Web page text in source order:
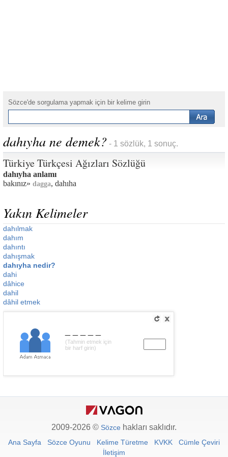
Sözce'de sorgulama yapmak için bir kelime girin
dahıyha ne demek? - 1 sözlük, 1 sonuç.
Türkiye Türkçesi Ağızları Sözlüğü
dahıyha anlamı
bakınız» dagga, dahıha
Yakın Kelimeler
dahılmak
dahım
dahıntı
dahışmak
dahıyha nedir?
dahi
dâhice
dahil
dâhil etmek
(Tahmin etmek için
bir harf girin)
2009-2026 © Sözce hakları saklıdır.
Ana Sayfa Sözce Oyunu Kelime Türetme KVKK
Cümle Çeviri
İletişim